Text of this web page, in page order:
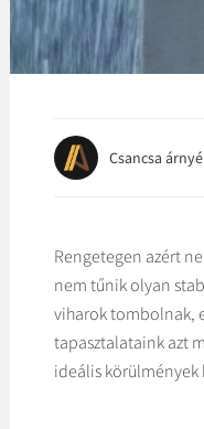
Csancsa
Rengetegen azért
nem tűnik olyan
viharok tombolnak,
tapasztalataink azt
ideális körülmények